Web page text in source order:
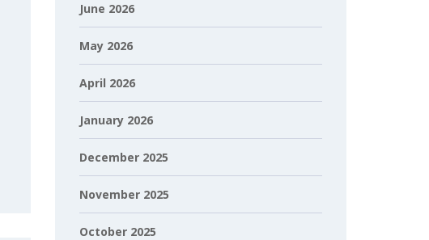
June 2026
May 2026
April 2026
January 2026
December 2025
November 2025
October 2025